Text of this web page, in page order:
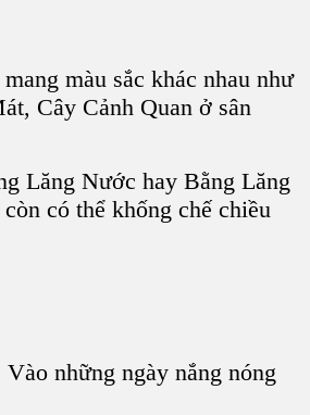
màu sắc khác nhau như
, Cây Cảnh Quan ở sân
Lăng Nước hay Bằng Lăng
có thể khống chế chiều
những ngày nắng nóng